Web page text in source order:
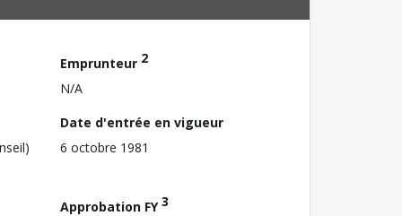
Emprunteur 2
N/A
Date d'entrée en vigueur
6 octobre 1981
Approbation FY3